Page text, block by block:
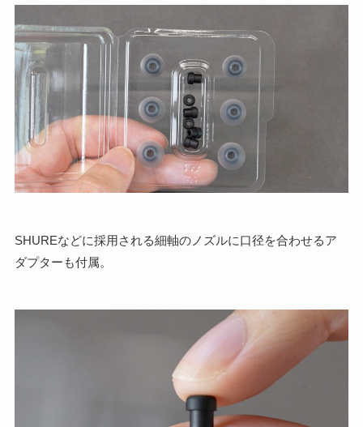
SHUREなどに採用される細軸のノズルに口径を合わせるア
ダプターも付属。